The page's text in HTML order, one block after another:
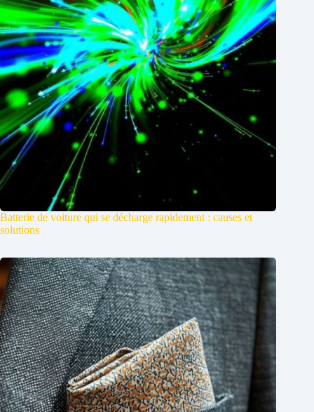
Batterie de voiture qui se décharge rapidement : causes et
solutions